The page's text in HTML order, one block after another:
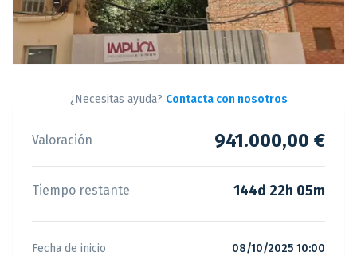
¿Necesitas ayuda? Contacta con nosotros
Valoración 941.000,00 €
Tiempo restante 144d 22h 05m
Fecha de inicio 08/10/2025 10:00